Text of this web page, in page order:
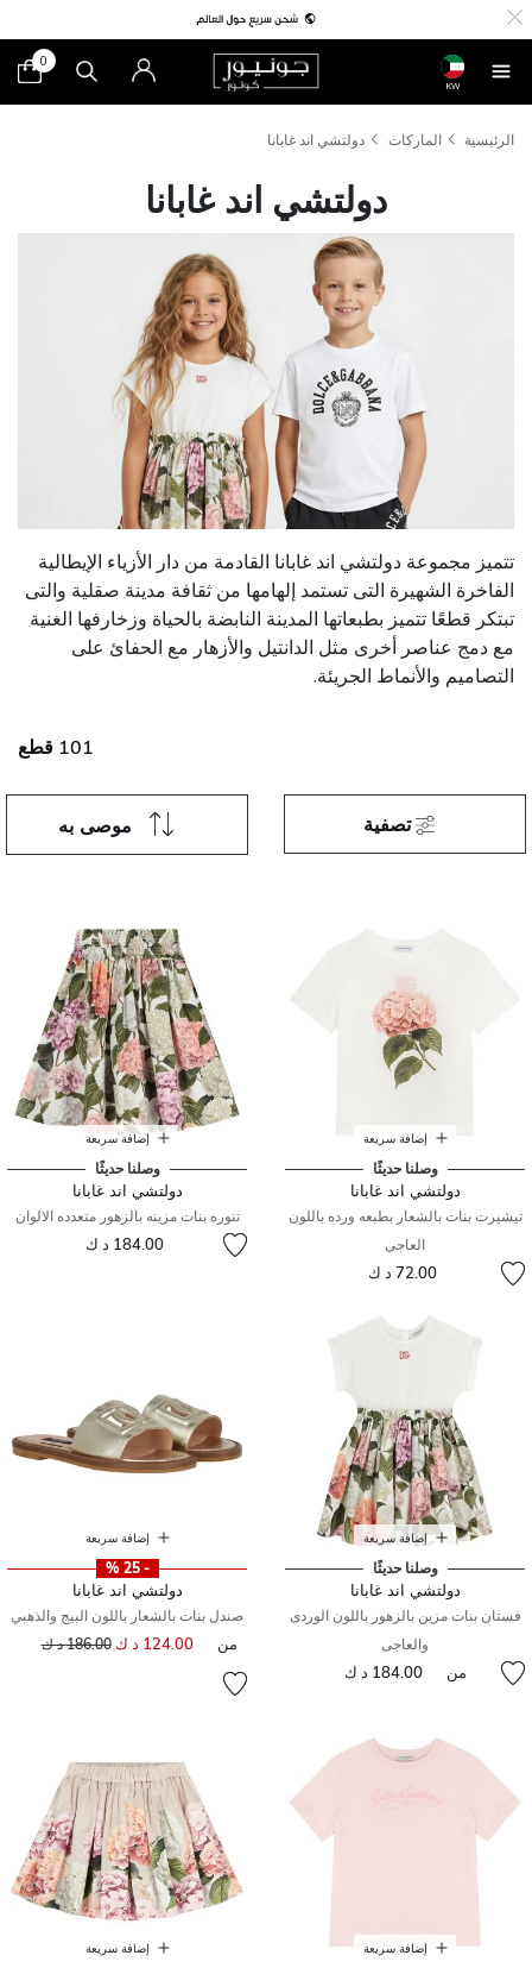
KW
0
الرئيسية الماركات دولتشي اند غابانا
دولتشي اند غابانا
تتميز مجموعة دولتشي اند غابانا القادمة من دار الأزياء الإيطالية
الفاخرة الشهيرة التى تستمد إلهامها من ثقافة مدينة صقلية والتى
تبتكر قطعًا تتميز بطبعاتها المدينة النابضة بالحياة وزخارفها الغنية
مع دمج عناصر أخرى مثل الدانتيل والأزهار مع الحفائ على
التصاميم والأنماط الجريئة.
101 قطع
موصى به تصفية
إضافة سريعة
وصلنا حديثًا
دولتشي اند غابانا
تيشيرت بنات بالشعار بطبعه ورده باللون
العاجى
72.00 د ك
إضافة سريعة
وصلنا حديثًا
دولتشي اند غابانا
تنوره بنات مزينه بالزهور متعدده الالوان
184.00 د ك
إضافة سريعة
وصلنا حديثًا
دولتشي اند غابانا
فستان بنات مزين بالزهور باللون الوردى
والعاجى
من 184.00 د ك
إضافة سريعة
- 25 %
دولتشي اند غابانا
صندل بنات بالشعار باللون البيج والذهبي
من 124.00 د ك سعر مخفض من
186.00 د ك إلى
إضافة سريعة إضافة سريعة